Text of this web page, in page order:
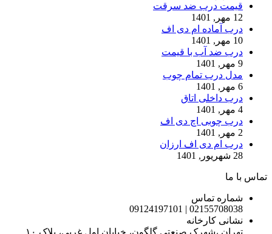
قیمت درب ضد سرقت
12 مهر, 1401
درب آماده ام دی اف
10 مهر, 1401
درب ضد آب با قیمت
9 مهر, 1401
مدل درب تمام چوب
6 مهر, 1401
درب داخلی اتاق
4 مهر, 1401
درب چوبی اچ دی اف
2 مهر, 1401
درب ام دی اف ارزان
28 شهریور, 1401
تماس با ما
شماره تماس
02155708038 | 09124197101
نشانی کارخانه
تهران ،شهرک صنعتی گلگون، خیابان اول غربی، پلاک ۱۰